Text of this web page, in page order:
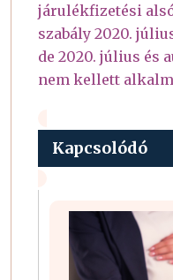
járulékfizetési
szabály 2020.
de 2020. július és
nem kellett
Kapcsolódó